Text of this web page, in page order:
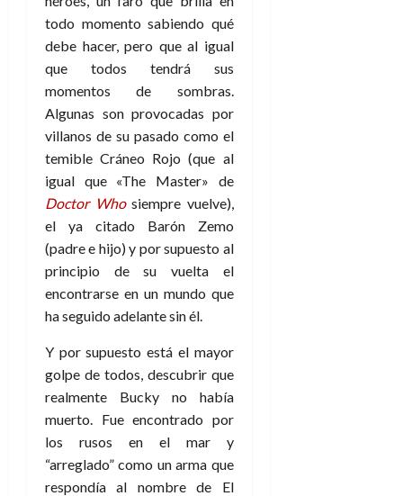
todo momento sabiendo qué
debe hacer, pero que al igual
que todos tendrá sus
momentos de sombras.
Algunas son provocadas por
villanos de su pasado como el
temible Cráneo Rojo (que al
igual que «The Master» de
Doctor Whosiempre vuelve),
el ya citado Barón Zemo
(padre e hijo) y por supuesto al
principio de su vuelta el
encontrarse en un mundo que
ha seguido adelante sin él.
Y por supuesto está el mayor
golpe de todos, descubrir que
realmente Bucky no había
muerto. Fue encontrado por
los rusos en el mar y
“arreglado” como un arma que
respondía al nombre de El